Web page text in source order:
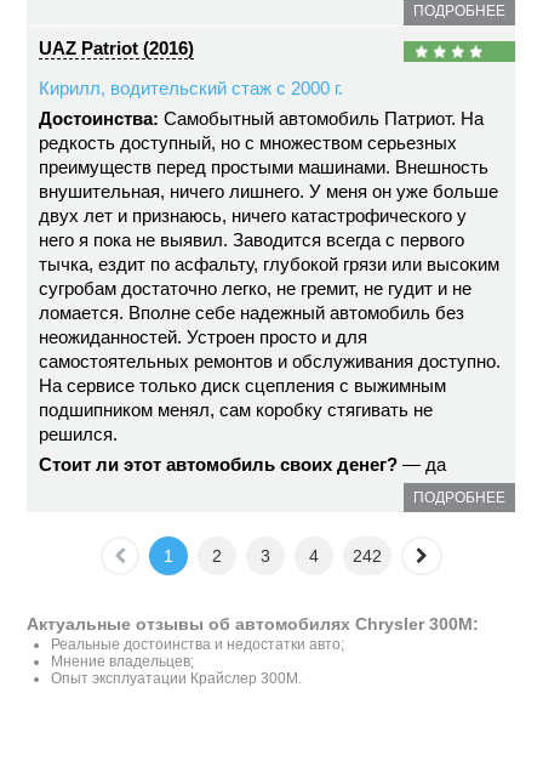
ПОДРОБНЕЕ
UAZ Patriot (2016)
Кирилл, водительский стаж с 2000 г.
Достоинства: Самобытный автомобиль Патриот. На
редкость доступный, но с множеством серьезных
преимуществ перед простыми машинами. Внешность
внушительная, ничего лишнего. У меня он уже больше
двух лет и признаюсь, ничего катастрофического у
него я пока не выявил. Заводится всегда с первого
тычка, ездит по асфальту, глубокой грязи или высоким
сугробам достаточно легко, не гремит, не гудит и не
ломается. Вполне себе надежный автомобиль без
неожиданностей. Устроен просто и для
самостоятельных ремонтов и обслуживания доступно.
На сервисе только диск сцепления с выжимным
подшипником менял, сам коробку стягивать не
решился.
Стоит ли этот автомобиль своих денег? — да
ПОДРОБНЕЕ
1 2 3 4 242
Актуальные отзывы об автомобилях Chrysler 300M:
Реальные достоинства и недостатки авто;
Мнение владельцев;
Опыт эксплуатации Крайслер 300М.